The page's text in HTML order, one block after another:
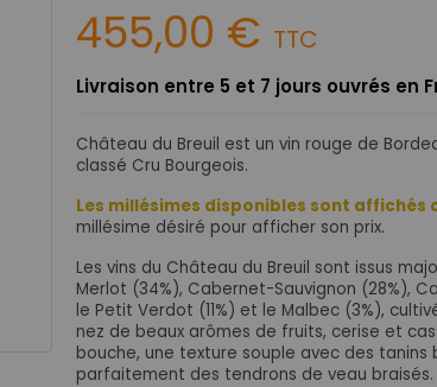
455,00 € TTC
Livraison entre 5 et 7 jours ouvrés en
Château du Breuil est un vin rouge de
classé Cru Bourgeois.
Les millésimes disponibles sont affichés
millésime désiré pour afficher son prix.
Les vins du Château du Breuil sont issus
Merlot (34%), Cabernet-Sauvignon (28%),
le Petit Verdot (11%) et le Malbec (3%),
nez de beaux arômes de fruits, cerise et
bouche, une texture souple avec des tanins
parfaitement des tendrons de veau braisés.